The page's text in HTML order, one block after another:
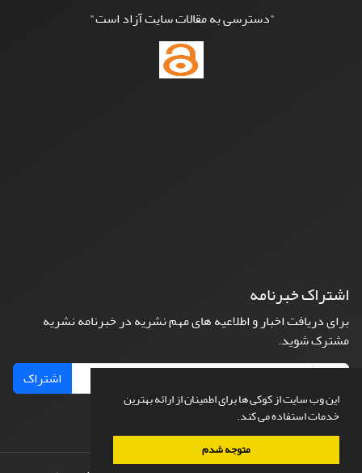
این وب سایت از کوکی ها برای اطمینان از ارائه بهترین
خدمات استفاده می کند.
متوجه شدم
"دسترسی به مقالات سایت آزاد است"
اشتراک خبرنامه
برای دریافت اخبار و اطلاعیه های مهم نشریه در خبرنامه نشریه
مشترک شوید.
اشتراک